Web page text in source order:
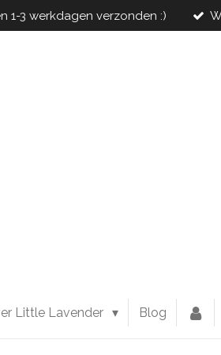
1-3 werkdagen verzonden :)
Little Lavender Blog